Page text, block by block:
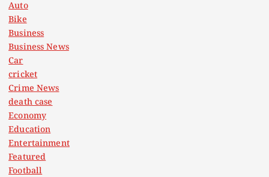
Auto
Bike
Business
Business News
Car
cricket
Crime News
death case
Economy
Education
Entertainment
Featured
Football